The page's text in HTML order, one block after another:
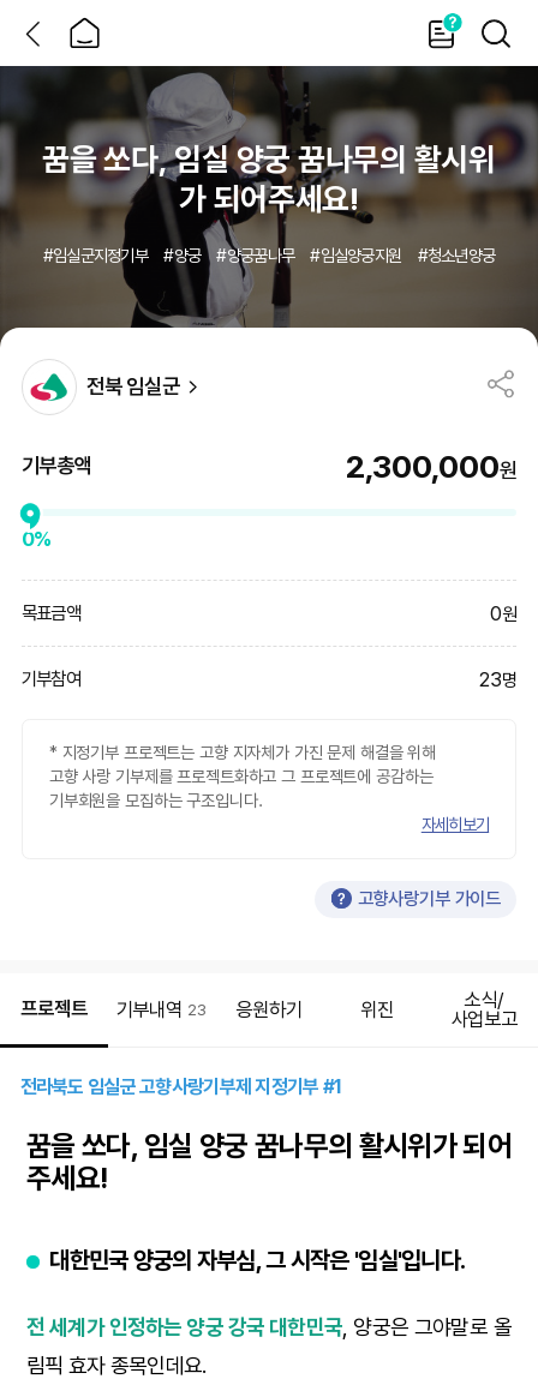
홈
가
이
드
검
색
난
꿈을 쏘다, 임실 양궁 꿈나무의 활시위
가 되어주세요!
#임실군지정기부 #양궁 #양궁꿈나무 #임실양궁지원 #청소년양궁
전북 임실군
기부총액 2,300,000원
0%
목표금액 0원
기부참여 23명
* 지정기부 프로젝트는 고향 지자체가 가진 문제 해결을 위해
고향 사랑 기부제를 프로젝트화하고 그 프로젝트에 공감하는
기부회원을 모집하는 구조입니다.
자세히보기
고향사랑기부 가이드
프로젝트 기부내역 23 응원하기 위진
소식/
사업보고
전라북도 임실군 고향사랑기부제 지정기부 #1
꿈을 쏘다, 임실 양궁 꿈나무의 활시위가 되어
주세요!
대한민국 양궁의 자부심, 그 시작은 '임실'입니다.
전 세계가 인정하는 양궁 강국 대한민국 , 양궁은 그야말로 올
림픽 효자 종목인데요.